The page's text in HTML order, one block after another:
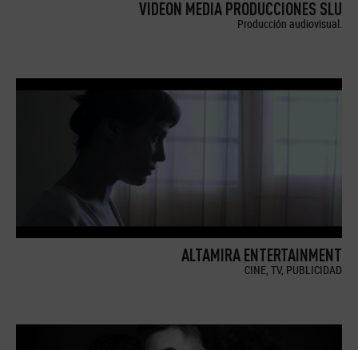
VIDEON MEDIA PRODUCCIONES SLU
Producción audiovisual.
ALTAMIRA ENTERTAINMENT
CINE, TV, PUBLICIDAD